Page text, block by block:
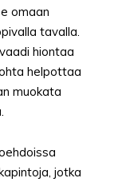
omaan
tavalla.
hiontaa
helpottaa
muokata
jotka